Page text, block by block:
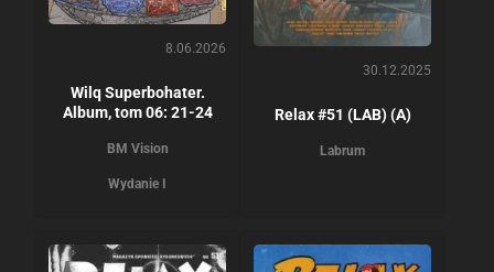
8.06.2026
Wilq Superbohater.
Album, tom 06: 21-24
BM Vision
Wydanie I
30.12.2025
Relax #51 (LAB) (A)
Labrum